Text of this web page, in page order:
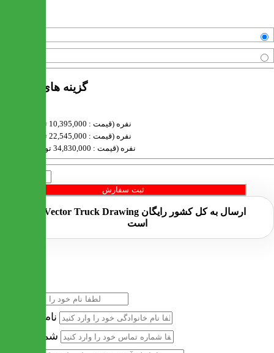
گزینه های محصول
6 نفره (قیمت : 10,395,000 تومان)
8 نفره (قیمت : 22,545,000 تومان)
10 نفره (قیمت : 34,830,000 تومان)
ثبت سفارش
ارسال به کل کشور رایگان
است
نام خانوادگی
شماره تماس